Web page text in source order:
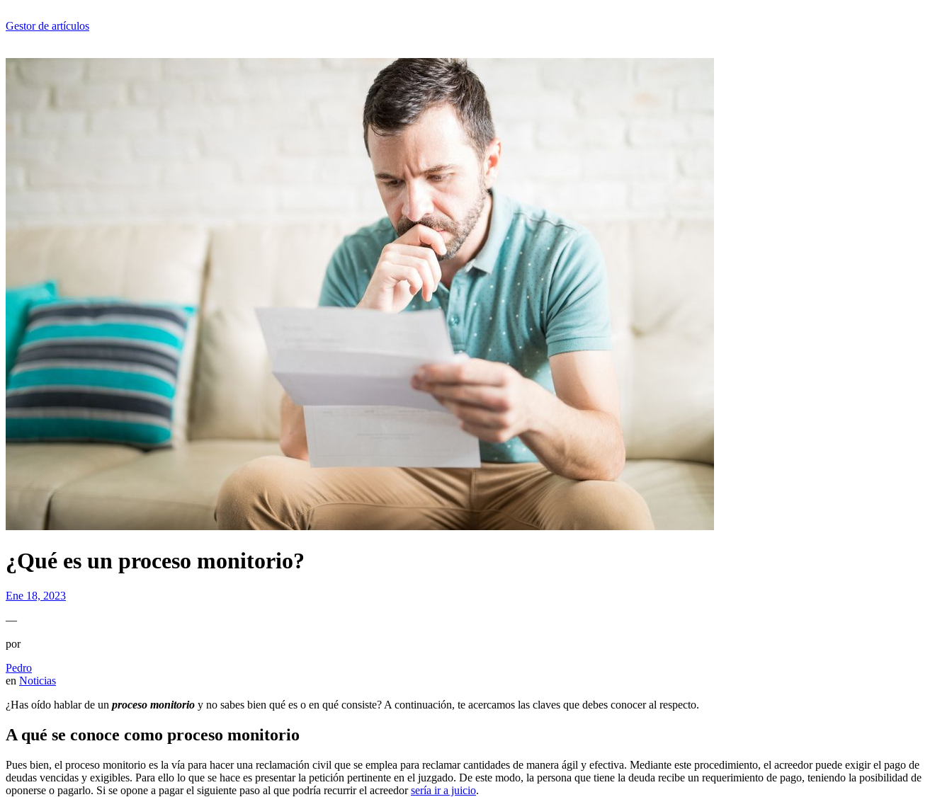
al
Gestor de artículos
¿Qué es un proceso monitorio?
Ene 18, 2023
—
por
Pedro
en Noticias
¿Has oído hablar de un proceso monitorio y no sabes bien qué es o en qué consiste? A continuación, te acercamos las claves que debes conocer al respecto.
A qué se conoce como proceso monitorio
Pues bien, el proceso monitorio es la vía para hacer una reclamación civil que se emplea para reclamar cantidades de manera ágil y efectiva. Mediante este procedimiento, el acreedor puede exigir el pago de
deudas vencidas y exigibles. Para ello lo que se hace es presentar la petición pertinente en el juzgado. De este modo, la persona que tiene la deuda recibe un requerimiento de pago, teniendo la posibilidad de
oponerse o pagarlo. Si se opone a pagar el siguiente paso al que podría recurrir el acreedorsería ir a juicio.